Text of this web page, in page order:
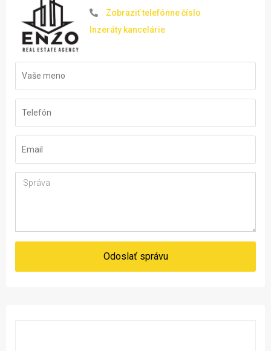
Zobraziť telefónne číslo
Inzeráty kancelárie
Odoslať správu